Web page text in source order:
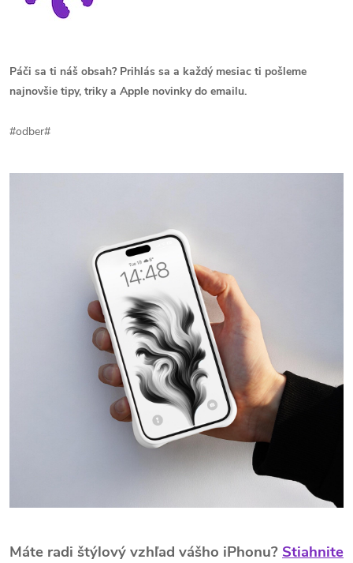
Páči sa ti náš obsah? Prihlás sa a každý mesiac ti pošleme
najnovšie tipy, triky a Apple novinky do emailu.
#odber#
Máte radi štýlový vzhľad vášho iPhonu? Stiahnite